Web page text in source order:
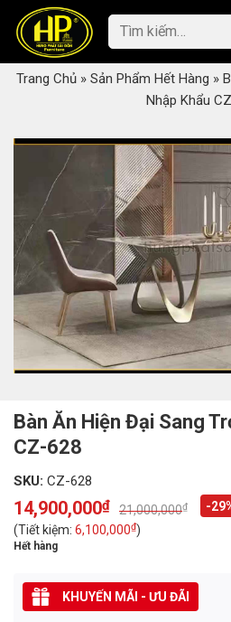
content
Tìm
kiếm:
Trang Chủ» Sản Phẩm Hết Hàng »
Nhập Khẩu
Bàn Ăn Hiện Đại Sang
CZ-628
SKU: CZ-628
21,000,000₫
Original
price
was:
21,000,000₫.
14,900,000₫
Current
price
is:
14,900,000₫.
-
(Tiết kiệm: 6,100,000₫)
Hết hàng
KHUYẾN MÃI - ƯU ĐÃI